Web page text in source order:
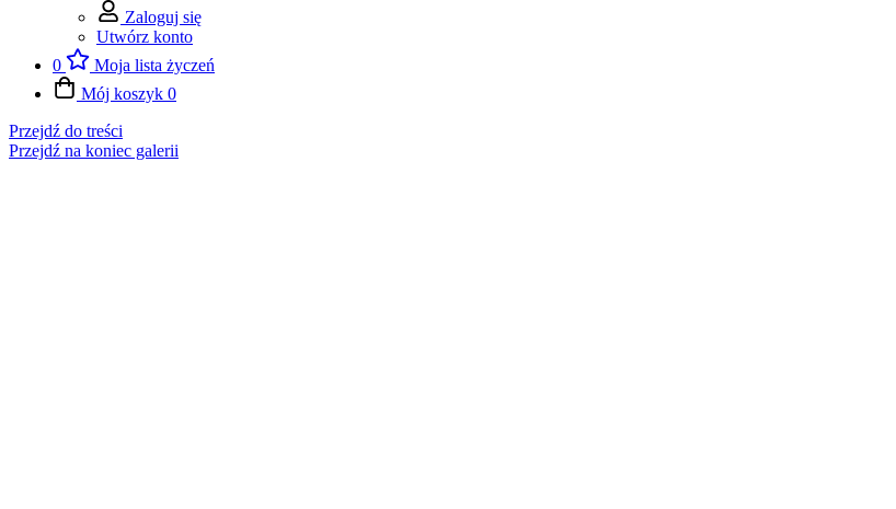
Zaloguj się
Utwórz konto
0
Moja lista życzeń
Mój koszyk 0
Przejdź do treści
Przejdź na koniec galerii